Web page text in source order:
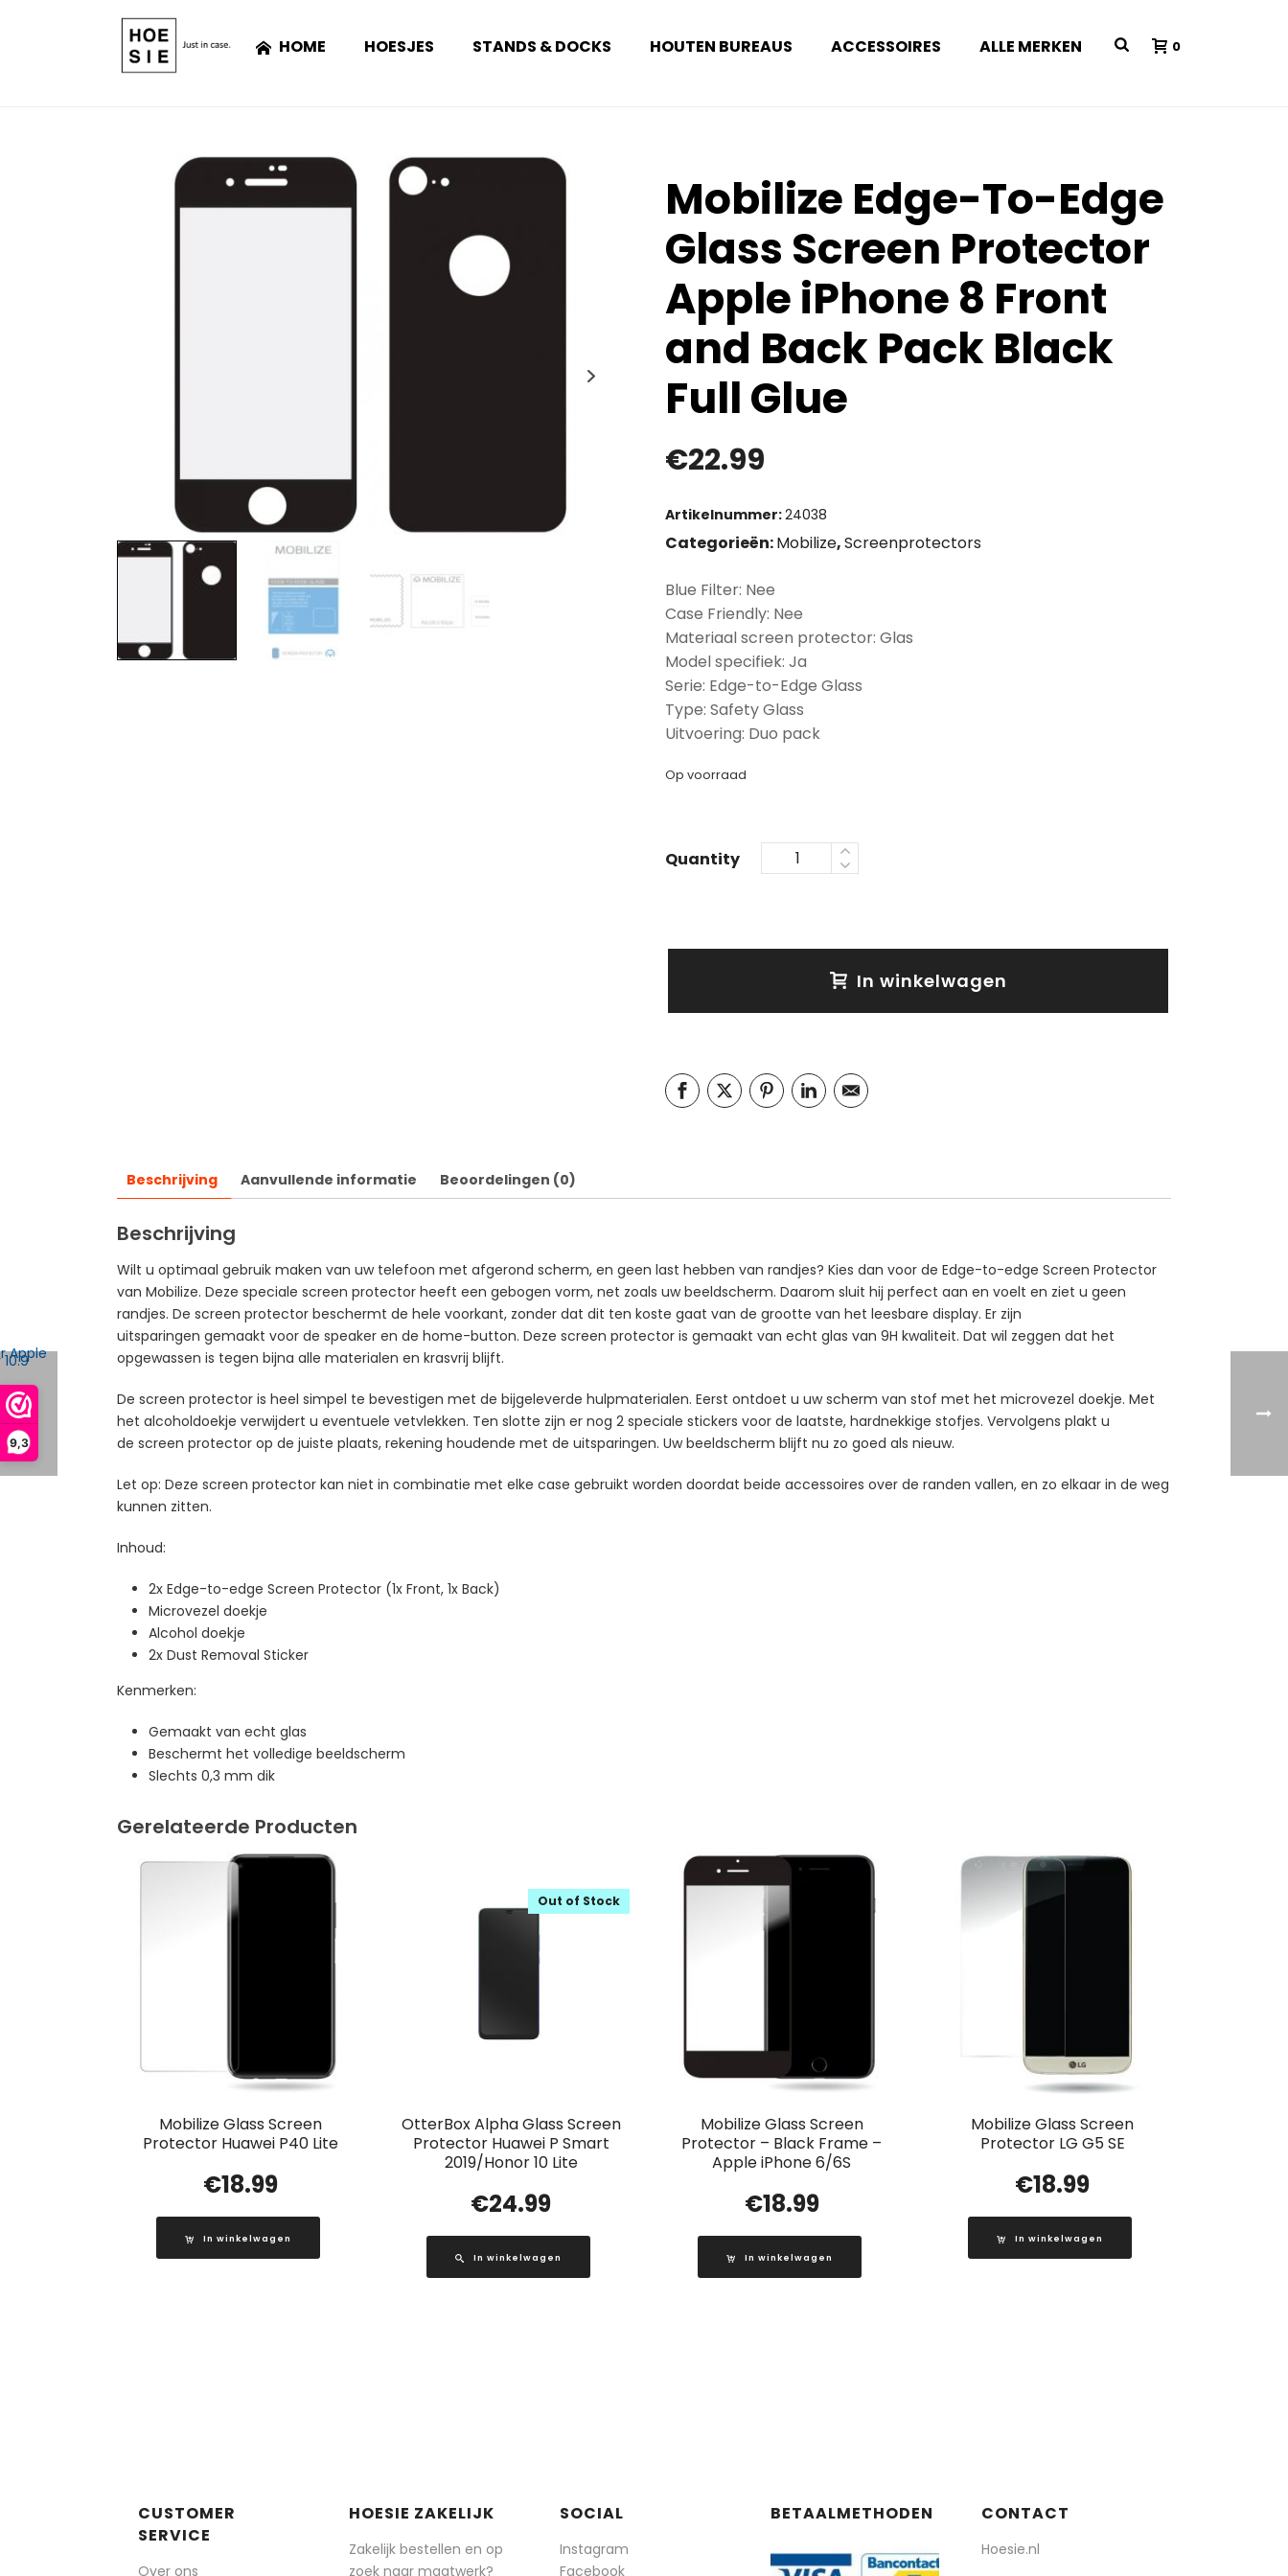
9,3
HOME HOESJES STANDS & DOCKS HOUTEN BUREAUS ACCESSOIRES ALLE MERKEN 0
Mobilize Edge-To-Edge
Glass Screen Protector
Apple iPhone 8 Front
and Back Pack Black
Full Glue
€22.99
Artikelnummer:24038
Categorieën:Mobilize,Screenprotectors
Blue Filter: Nee
Case Friendly: Nee
Materiaal screen protector: Glas
Model specifiek: Ja
Serie: Edge-to-Edge Glass
Type: Safety Glass
Uitvoering: Duo pack
Op voorraad
Quantity
In winkelwagen
Beschrijving Aanvullende informatie Beoordelingen (0)
Beschrijving
Wilt u optimaal gebruik maken van uw telefoon met afgerond scherm, en geen last hebben van randjes? Kies dan voor de Edge-to-edge Screen Protector
van Mobilize. Deze speciale screen protector heeft een gebogen vorm, net zoals uw beeldscherm. Daarom sluit hij perfect aan en voelt en ziet u geen
randjes. De screen protector beschermt de hele voorkant, zonder dat dit ten koste gaat van de grootte van het leesbare display. Er zijn
uitsparingen gemaakt voor de speaker en de home-button. Deze screen protector is gemaakt van echt glas van 9H kwaliteit. Dat wil zeggen dat het
opgewassen is tegen bijna alle materialen en krasvrij blijft.
De screen protector is heel simpel te bevestigen met de bijgeleverde hulpmaterialen. Eerst ontdoet u uw scherm van stof met het microvezel doekje. Met
het alcoholdoekje verwijdert u eventuele vetvlekken. Ten slotte zijn er nog 2 speciale stickers voor de laatste, hardnekkige stofjes. Vervolgens plakt u
de screen protector op de juiste plaats, rekening houdende met de uitsparingen. Uw beeldscherm blijft nu zo goed als nieuw.
Let op: Deze screen protector kan niet in combinatie met elke case gebruikt worden doordat beide accessoires over de randen vallen, en zo elkaar in de weg
kunnen zitten.
Inhoud:
2x Edge-to-edge Screen Protector (1x Front, 1x Back)
Microvezel doekje
Alcohol doekje
2x Dust Removal Sticker
Kenmerken:
Gemaakt van echt glas
Beschermt het volledige beeldscherm
Slechts 0,3 mm dik
Gerelateerde Producten
Mobilize Glass Screen
Protector Huawei P40 Lite
€18.99
In winkelwagen
OtterBox Alpha Glass Screen
Protector Huawei P Smart
2019/Honor 10 Lite
Out of Stock
€24.99
In winkelwagen
Mobilize Glass Screen
Protector – Black Frame –
Apple iPhone 6/6S
€18.99
In winkelwagen
Mobilize Glass Screen
Protector LG G5 SE
€18.99
In winkelwagen
CUSTOMER
SERVICE
Over ons
HOESIE ZAKELIJK
Zakelijk bestellen en op
zoek naar maatwerk?
SOCIAL
Instagram
Facebook
BETAALMETHODEN CONTACT
Hoesie.nl